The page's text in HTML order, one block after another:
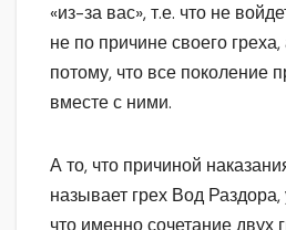
«из-за вас», т.е. что не
не по причине своего греха,
потому, что все поколение
вместе с ними.
А то, что причиной
называет грех Вод Раздора,
что именно сочетание двух